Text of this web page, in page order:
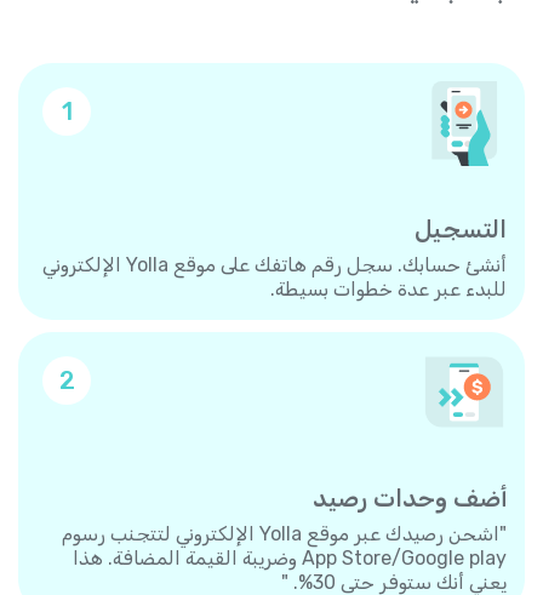
1
التسجيل
أنشئ حسابك. سجل رقم هاتفك على موقع Yolla الإلكتروني
للبدء عبر عدة خطوات بسيطة.
2
أضف وحدات رصيد
"اشحن رصيدك عبر موقع Yolla الإلكتروني لتتجنب رسوم
App Store/Google play وضريبة القيمة المضافة. هذا
يعني أنك ستوفر حتى 30%. "